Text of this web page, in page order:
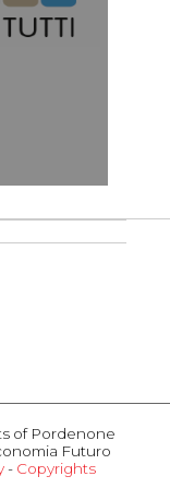
of Pordenone
Futuro
- Copyrights